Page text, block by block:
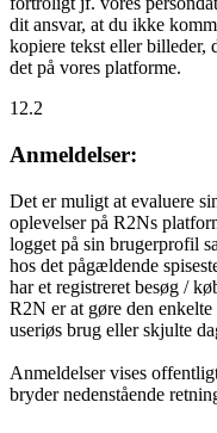
dit ansvar, at du ikke
kopiere tekst eller billeder,
det på vores platforme.
12.2
Anmeldelser:
Det er muligt at evaluere
oplevelser på R2Ns
logget på sin brugerprofil
hos det pågældende
har et registreret besøg /
R2N er at gøre den
useriøs brug eller skjulte
Anmeldelser vises
bryder nedenstående